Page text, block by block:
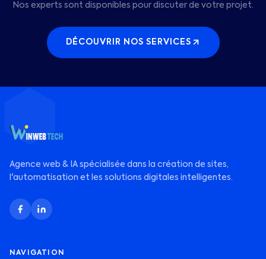
Nos experts sont disponibles pour discuter de votre projet.
DÉCOUVRIR NOS SERVICES
Agence web & IA spécialisée dans la création de sites,
l'automatisation et les solutions digitales intelligentes.
NAVIGATION